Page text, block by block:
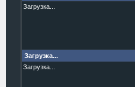
Загрузка...
Загрузка...
Загрузка...